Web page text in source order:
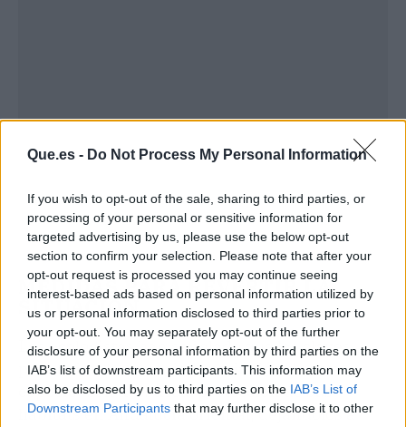
Que.es - Do Not Process My Personal Information
If you wish to opt-out of the sale, sharing to third parties, or
processing of your personal or sensitive information for
targeted advertising by us, please use the below opt-out
section to confirm your selection. Please note that after your
opt-out request is processed you may continue seeing
interest-based ads based on personal information utilized by
us or personal information disclosed to third parties prior to
your opt-out. You may separately opt-out of the further
disclosure of your personal information by third parties on the
IAB’s list of downstream participants. This information may
also be disclosed by us to third parties on the IAB’s List of
Downstream Participants that may further disclose it to other
MEDIDAS PARA REVERTIR LA
SITUACIÓN
Los ecologistas han señalado que las claves
para evitar la anunciada extinción de esta
especie "son la estricta protección de sus
hábitats en Andalucía oriental, dejándolos a